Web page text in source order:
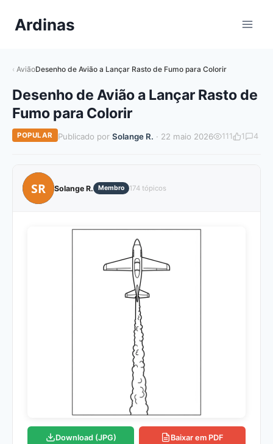
paraArdinas
AviãoDesenho de Avião a Lançar Rasto de Fumo para Colorir
Desenho de Avião a Lançar Rasto de
Fumo para Colorir
POPULAR Publicado por Solange R. · 22 maio 2026 111 1 4
SR Solange R. Membro 174 tópicos
Download (JPG) Baixar em PDF